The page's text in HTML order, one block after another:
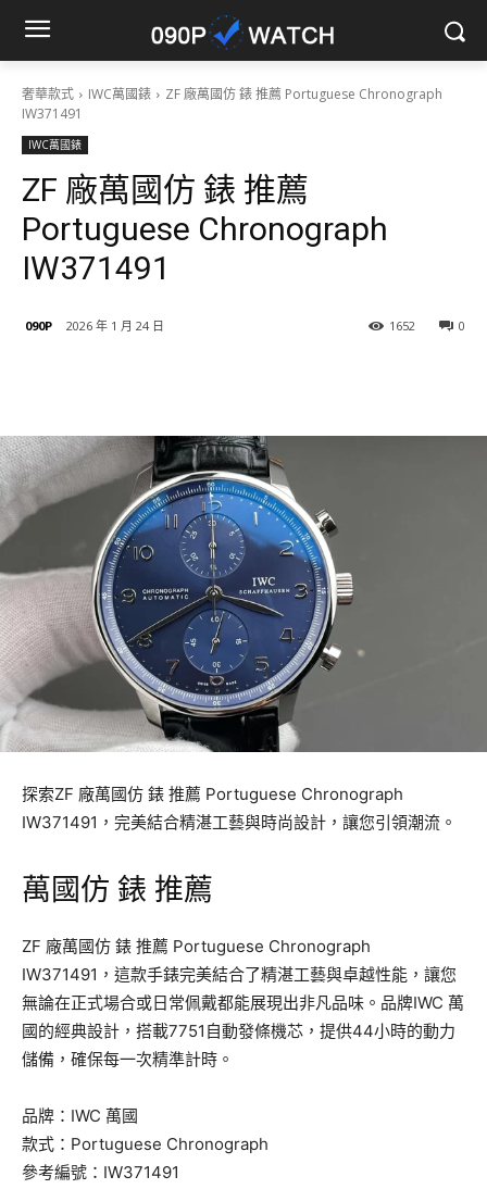
奢華款式 IWC萬國錶
ZF 廠萬國仿 錶 推薦 Portuguese Chronograph
IW371491
IWC萬國錶
ZF 廠萬國仿 錶 推薦
Portuguese Chronograph
IW371491
090P 2026 年 1 月 24 日 0
1652
探索ZF 廠萬國仿 錶 推薦 Portuguese Chronograph
IW371491，完美結合精湛工藝與時尚設計，讓您引領潮流。
萬國仿 錶 推薦
ZF 廠萬國仿 錶 推薦 Portuguese Chronograph
IW371491，這款手錶完美結合了精湛工藝與卓越性能，讓您
無論在正式場合或日常佩戴都能展現出非凡品味。品牌IWC 萬
國的經典設計，搭載7751自動發條機芯，提供44小時的動力
儲備，確保每一次精準計時。
品牌：IWC 萬國
款式：Portuguese Chronograph
參考編號：IW371491